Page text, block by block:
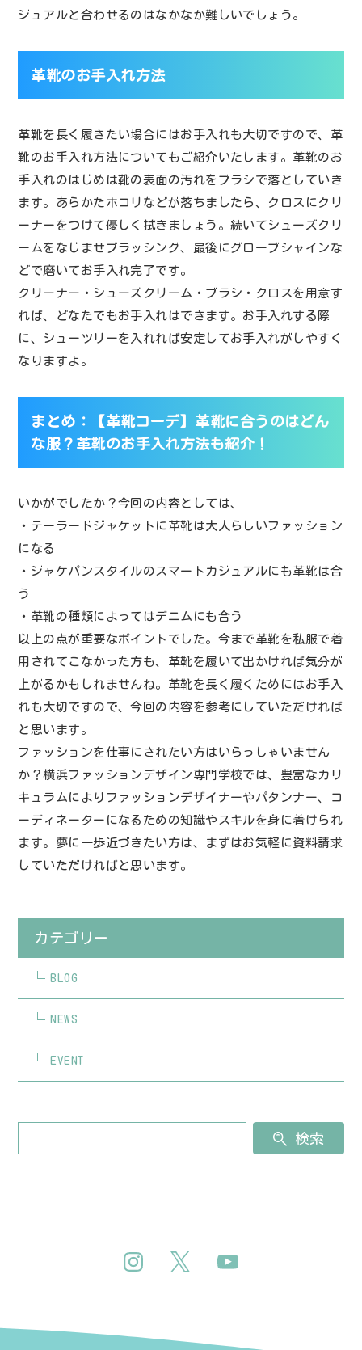
ジュアルと合わせるのはなかなか難しいでしょう。
革靴のお手入れ方法
革靴を長く履きたい場合にはお手入れも大切ですので、革
靴のお手入れ方法についてもご紹介いたします。革靴のお
手入れのはじめは靴の表面の汚れをブラシで落としていき
ます。あらかたホコリなどが落ちましたら、クロスにクリ
ーナーをつけて優しく拭きましょう。続いてシューズクリ
ームをなじませブラッシング、最後にグローブシャインな
どで磨いてお手入れ完了です。
クリーナー・シューズクリーム・ブラシ・クロスを用意す
れば、どなたでもお手入れはできます。お手入れする際
に、シューツリーを入れれば安定してお手入れがしやすく
なりますよ。
まとめ：【革靴コーデ】革靴に合うのはどん
な服？革靴のお手入れ方法も紹介！
いかがでしたか？今回の内容としては、
・テーラードジャケットに革靴は大人らしいファッション
になる
・ジャケパンスタイルのスマートカジュアルにも革靴は合
う
・革靴の種類によってはデニムにも合う
以上の点が重要なポイントでした。今まで革靴を私服で着
用されてこなかった方も、革靴を履いて出かければ気分が
上がるかもしれませんね。革靴を長く履くためにはお手入
れも大切ですので、今回の内容を参考にしていただければ
と思います。
ファッションを仕事にされたい方はいらっしゃいません
か？横浜ファッションデザイン専門学校では、豊富なカリ
キュラムによりファッションデザイナーやパタンナー、コ
ーディネーターになるための知識やスキルを身に着けられ
ます。夢に一歩近づきたい方は、まずはお気軽に資料請求
していただければと思います。
カテゴリー
BLOG
NEWS
EVENT
検索